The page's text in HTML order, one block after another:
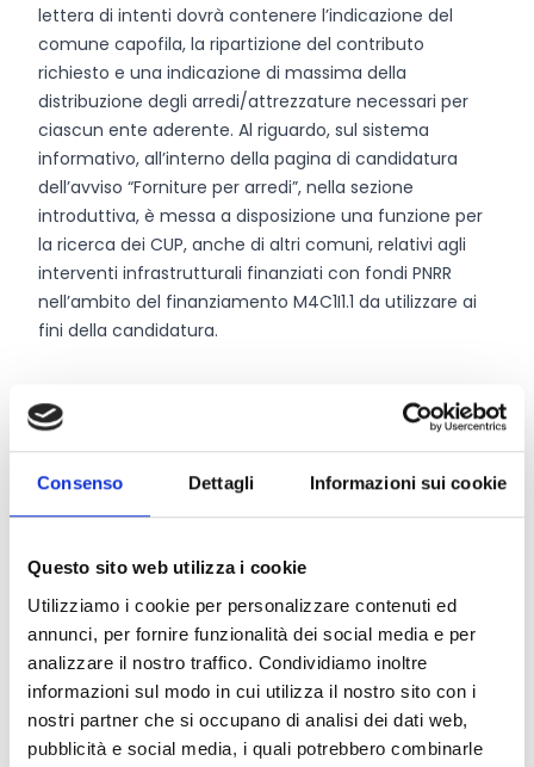
Consenso Dettagli Informazioni sui cookie
Questo sito web utilizza i cookie
Utilizziamo i cookie per personalizzare contenuti ed
annunci, per fornire funzionalità dei social media e per
analizzare il nostro traffico. Condividiamo inoltre
informazioni sul modo in cui utilizza il nostro sito con i
nostri partner che si occupano di analisi dei dati web,
pubblicità e social media, i quali potrebbero combinarle
lettera di intenti dovrà contenere l’indicazione del
comune capofila, la ripartizione del contributo
richiesto e una indicazione di massima della
distribuzione degli arredi/attrezzature necessari per
ciascun ente aderente. Al riguardo, sul sistema
informativo, all’interno della pagina di candidatura
dell’avviso “Forniture per arredi”, nella sezione
introduttiva, è messa a disposizione una funzione per
la ricerca dei CUP, anche di altri comuni, relativi agli
interventi infrastrutturali finanziati con fondi PNRR
nell’ambito del finanziamento M4C1I1.1 da utilizzare ai
fini della candidatura.
Entità del contributo
o più interventi infrastrutturali ciascuno con un CUP
individuato. L’importo parametrico del contributo
massimo riconoscibile è calcolato in 2.000 Euro per
posto, realizzato e rendicontabile ai fini dei target del
PNRR. Pertanto, se con l’intervento PNRR,
contrassegnato da uno specifico CUP, sono realizzati e
rendicontati ad esempio 15 posti, per quello stesso
intervento e per quel CUP potrà essere riconosciuto un
contributo massimo per arredi pari a 30.000 Euro. Al